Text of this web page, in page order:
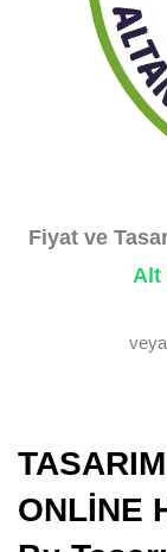
Fiyat ve
Alt
ONLİNE